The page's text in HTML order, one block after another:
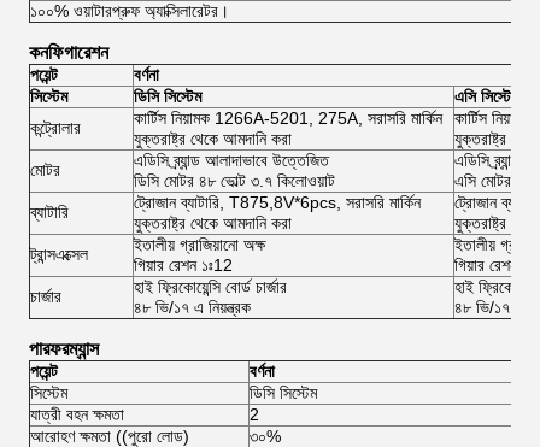
১০০% ওয়াটারপ্রুফ অ্যাক্সিলারেটর।
কনফিগারেশন
পয়েন্ট
বর্ণনা
সিস্টেম
ডিসি সিস্টেম
এসি সিস্টেম
কন্ট্রোলার
কার্টিস নিয়ামক 1266A-5201, 275A, সরাসরি মার্কিন
যুক্তরাষ্ট্র থেকে আমদানি করা
কার্টিস
যুক্তরাষ্ট্র
মোটর
এডিসি ব্র্যান্ড আলাদাভাবে উত্তেজিত
ডিসি মোটর ৪৮ ভোল্ট ৩.৭ কিলোওয়াট
এডিসি ব্র্যান্ড
এসি মোটর ৪৮
ব্যাটারি
ট্রোজান ব্যাটারি, T875,8V*6pcs, সরাসরি মার্কিন
যুক্তরাষ্ট্র থেকে আমদানি করা
ট্রোজান
যুক্তরাষ্ট্র
ট্রান্সএক্সেল
ইতালীয় গ্রাজিয়ানো অক্ষ
গিয়ার রেশন ১ঃ12
ইতালীয়
গিয়ার রেশন
চার্জার
হাই ফ্রিকোয়েন্সি বোর্ড চার্জার
৪৮ ভি/১৭ এ নিয়ন্ত্রক
হাই
৪৮ ভি/১৭ এ
পারফরম্যান্স
পয়েন্ট
বর্ণনা
সিস্টেম
ডিসি সিস্টেম
যাত্রী বহন ক্ষমতা
2
আরোহণ ক্ষমতা ((পুরো লোড)
৩০%